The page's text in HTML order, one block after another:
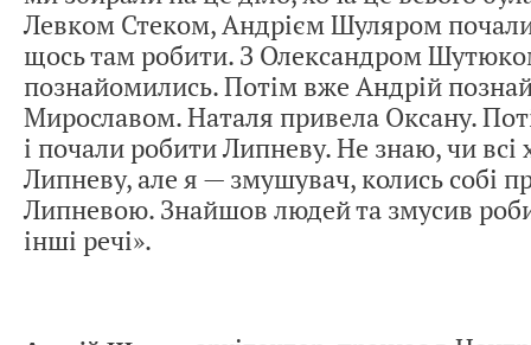
Левком Стеком, Андрієм Шуляром
щось там робити. З Олександром
познайомились. Потім вже Андрій
Мирославом. Наталя привела Оксану.
і почали робити Липневу. Не знаю, чи всі
Липневу, але я — змушувач, колись собі
Липневою. Знайшов людей та змусив
інші речі».